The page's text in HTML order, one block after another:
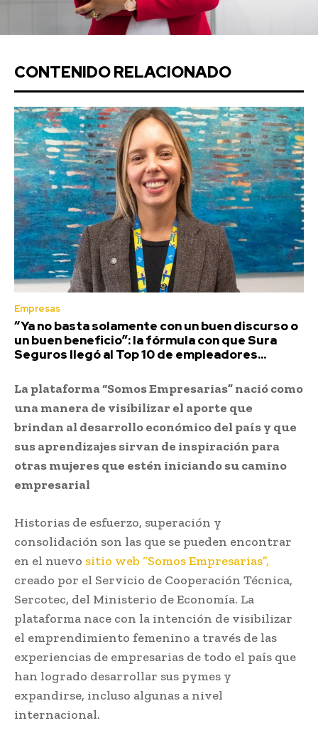
CONTENIDO RELACIONADO
Empresas
“Ya no basta solamente con un buen discurso o
un buen beneficio”: la fórmula con que Sura
Seguros llegó al Top 10 de empleadores...
La plataforma “Somos Empresarias” nació como
una manera de visibilizar el aporte que
brindan al desarrollo económico del país y que
sus aprendizajes sirvan de inspiración para
otras mujeres que estén iniciando su camino
empresarial
Historias de esfuerzo, superación y
consolidación son las que se pueden encontrar
en el nuevo sitio web “Somos Empresarias”,
creado por el Servicio de Cooperación Técnica,
Sercotec, del Ministerio de Economía. La
plataforma nace con la intención de visibilizar
el emprendimiento femenino a través de las
experiencias de empresarias de todo el país que
han logrado desarrollar sus pymes y
expandirse, incluso algunas a nivel
internacional.